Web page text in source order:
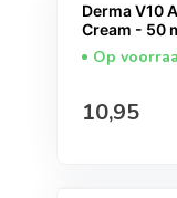
Derma V10
Cream - 50
Op
Normale
10,95